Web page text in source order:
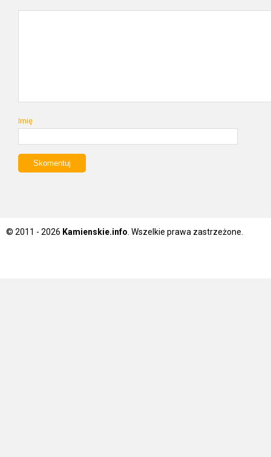
Imię
© 2011 - 2026 Kamienskie.info . Wszelkie prawa zastrzeżone.